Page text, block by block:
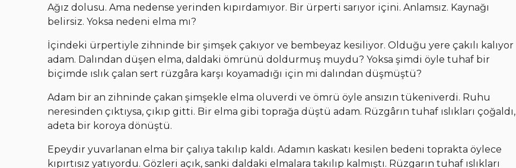
Ağız dolusu. Ama nedense yerinden kıpırdamıyor. Bir ürperti sarıyor içini. Anlamsız. Kaynağı
belirsiz. Yoksa nedeni elma mı?
İçindeki ürpertiyle zihninde bir şimşek çakıyor ve bembeyaz kesiliyor. Olduğu yere çakılı kalıyor
adam. Dalından düşen elma, daldaki ömrünü doldurmuş muydu? Yoksa şimdi öyle tuhaf bir
biçimde ıslık çalan sert rüzgâra karşı koyamadığı için mi dalından düşmüştü?
Adam bir an zihninde çakan şimşekle elma oluverdi ve ömrü öyle ansızın tükeniverdi. Ruhu
neresinden çıktıysa, çıkıp gitti. Bir elma gibi toprağa düştü adam. Rüzgârın tuhaf ıslıkları çoğaldı,
adeta bir koroya dönüştü.
Epeydir yuvarlanan elma bir çalıya takılıp kaldı. Adamın kaskatı kesilen bedeni toprakta öylece
kıpırtısız yatıyordu. Gözleri açık, sanki daldaki elmalara takılıp kalmıştı. Rüzgarın tuhaf ıslıkları